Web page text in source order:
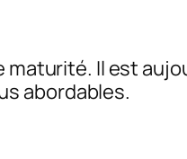
Il est
abordables.